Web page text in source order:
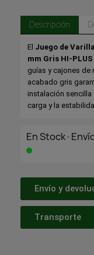
Descripción
El Juego de
mm Gris HI-PLUS
guías y cajones de
acabado gris
instalación
carga y la
En
Envío y
Transporte